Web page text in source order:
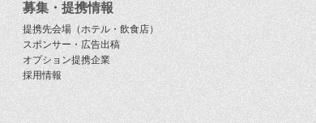
募集・提携情報
提携先会場（ホテル・飲食店）
スポンサー・広告出稿
オプション提携企業
採用情報